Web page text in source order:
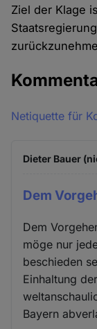
Ziel der Klage
Netiquette für
Dieter Bauer
Dem
Dem
möge nur
beschieden
Einhaltung
Bayern